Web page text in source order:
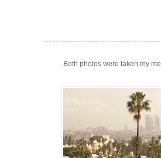
.Both photos were taken my